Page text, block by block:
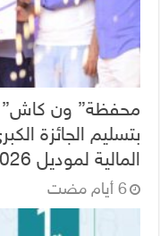
محفظة” ون كاش”
المالية لموديل 2026 بصنعاء
‏6 أيام مضت